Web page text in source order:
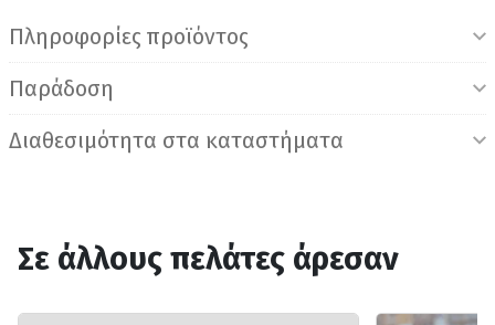
Πληροφορίες προϊόντος
Παράδοση
Διαθεσιμότητα στα καταστήματα
Σε άλλους πελάτες άρεσαν